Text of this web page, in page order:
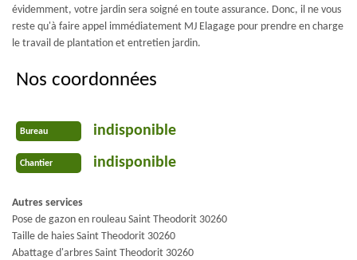
évidemment, votre jardin sera soigné en toute assurance. Donc, il ne vous
reste qu'à faire appel immédiatement MJ Elagage pour prendre en charge
le travail de plantation et entretien jardin.
Nos coordonnées
Bureau indisponible
Chantier indisponible
Autres services
Pose de gazon en rouleau Saint Theodorit 30260
Taille de haies Saint Theodorit 30260
Abattage d'arbres Saint Theodorit 30260